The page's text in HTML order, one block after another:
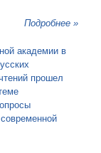
Подробнее »
академии в
прошел